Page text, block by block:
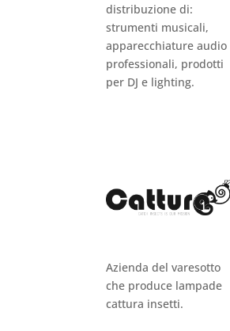
distribuzione di:
strumenti musicali,
apparecchiature audio
professionali, prodotti
per DJ e lighting.
Azienda del varesotto
che produce lampade
cattura insetti.